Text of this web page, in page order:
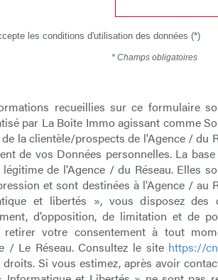
les conditions d'utilisation des données (*)
* Champs obligatoires
recueillies sur ce formulaire
par La Boite Immo agissant comme
la clientèle/prospects de l'Agence / du
de vos Données personnelles. La
de l'Agence / du Réseau. Elles
et sont destinées à l'Agence / au
et libertés », vous disposez des
d’opposition, de limitation et de
retirer votre consentement à tout
/ Le Réseau. Consultez le site https://
Si vous estimez, après avoir